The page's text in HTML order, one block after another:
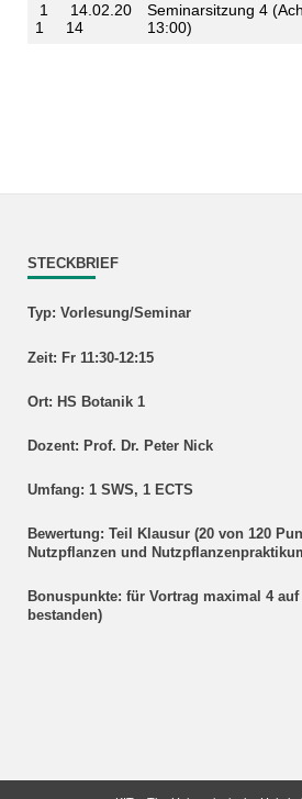
1
1
14.02.20
14
Seminarsitzung 4
13:00)
STECKBRIEF
Typ: Vorlesung/Seminar
Zeit: Fr 11:30-12:15
Ort: HS Botanik 1
Dozent: Prof. Dr. Peter Nick
Umfang: 1 SWS, 1 ECTS
Bewertung: Teil Klausur (20 von 120
Nutzpflanzen und
Bonuspunkte: für Vortrag maximal 4
bestanden)